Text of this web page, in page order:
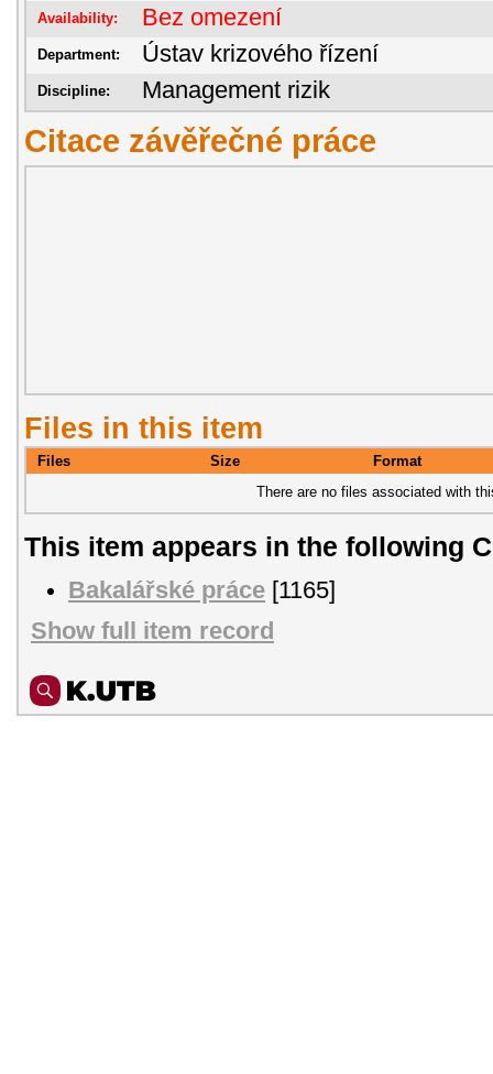
Availability: Bez omezení
Department: Ústav krizového řízení
Discipline: Management rizik
Citace závěřečné práce
Files in this item
Files Size
Format
There are no files associated with
This item appears in the following
Bakalářské práce [1165]
Show full item record